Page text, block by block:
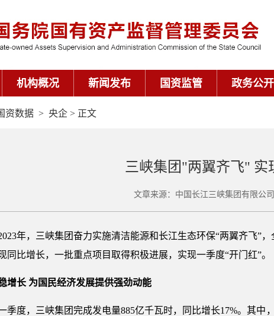
机构概况 新闻发布 国资监管 政务公开
资数据 > 央企 > 正文
三峡集团"两翼齐飞" 实
文章来源：中国长江三峡集团有限
年，三峡集团奋力实施清洁能源和长江生态环保“两翼齐飞”
同比增长，一批重点项目取得积极进展，实现一季度“开门红”。
增长 为国民经济发展提供强劲动能
季度，三峡集团完成发电量885亿千瓦时，同比增长17%。其